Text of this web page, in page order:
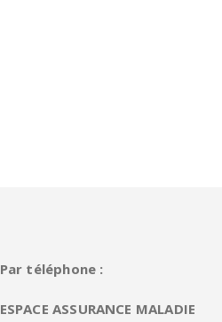
Par téléphone :
ESPACE ASSURANCE MALADIE